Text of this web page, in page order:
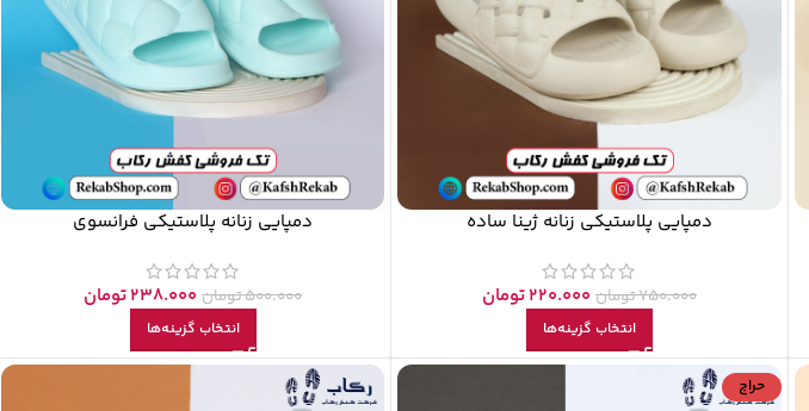
دمپایی پلاستیکی زنانه ژینا ساده
750.000تومان 220.000تومان
انتخاب گزینه‌ها
دمپایی زنانه پلاستیکی فرانسوی
500.000تومان 238.000تومان
انتخاب گزینه‌ها
حراج